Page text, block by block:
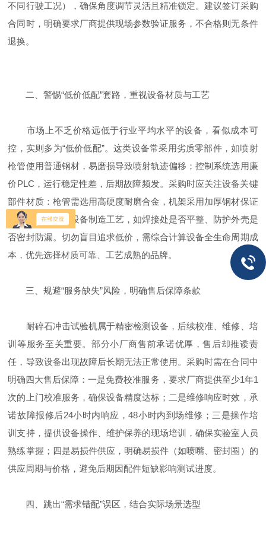
不同行驶工况），确保角度调节灵活且精准锁定。建议签订采购
合同时，明确要求厂商提供现场参数验证服务，不合格则无条件
退换。
二、警惕“低价低配”套路，重视设备材质与工艺
市场上不乏价格远低于行业平均水平的设备，看似成本可
控，实则多为“低价低配”。这类设备常采用劣质零部件，如喷射
枪管使用普通钢材，易磨损导致喷射轨迹偏移；控制系统选用廉
价PLC，运行稳定性差，后期故障频发。采购时应关注设备关键
部件材质：枪管需选用高硬度耐磨合金，机架采用加厚钢材保证
刚性；同时考察设备制造工艺，如焊接处是否平整、防护外壳是
否密封防漏。切勿盲目追求低价，需综合计算设备全生命周期成
本，优先选择材质可靠、工艺成熟的品牌。
三、规避“服务缺失”风险，明确售后保障条款
耐碎石冲击试验机属于精密检测设备，后续校准、维修、培
训等服务至关重要。部分小厂商售前承诺优厚，售后却推诿责
任，导致设备出现故障后长期无法正常使用。采购时需在合同中
明确四大售后保障：一是免费校准服务，要求厂商提供至少1年1
次的上门校准服务，确保设备精度达标；二是维修响应时效，承
诺故障报修后24小时内响应，48小时内到场维修；三是操作培
训支持，提供设备操作、维护保养的现场培训，确保实验室人员
熟练掌握；四是易损件供应，明确易损件（如喷嘴、密封圈）的
供应周期与价格，避免后期因配件短缺影响测试进度。
四、跳出“需求错配”误区，结合实际场景选型